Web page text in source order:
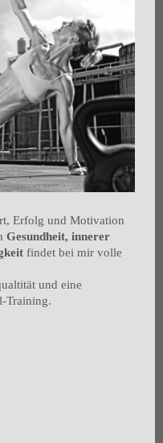
Erfolg und Motivation
Gesundheit, innerer
findet bei mir volle
und eine
Training.